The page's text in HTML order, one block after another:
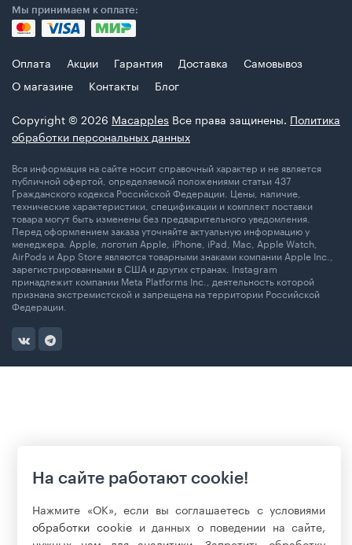
Мы принимаем к оплате:
Оплата Акции Гарантия Доставка
Самовывоз
О магазине
Контакты
Блог
Copyright © 2026 Macapples Все права защинены. Политика
обработки персональных данных
Вся информация на сайте носит справочный характер и не является
публичной офертой, определяемой положениями статьи 437
Гражданского кодекса Российской Федерации. Цены, наличие,
технические характеристики, спецификации и комплект поставки
товара могут быть изменены без предварительного уведомления.
Перед оформлением заказа уточняйте актуальную информацию у
менеджера. Apple, логотип Apple, iPhone, iPad, Mac, Apple Watch,
AirPods и App Store являются товарными знаками компании Apple Inc.,
зарегистрированными в США и других странах. Instagram
принадлежит компании Meta Platforms Inc., деятельность которой
признана экстремистской и запрещена на территории Российской
Федерации.
На сайте работают cookie!
Нажмите «ОК», если вы соглашаетесь с условиями
обработки cookie и данных о поведении на сайте,